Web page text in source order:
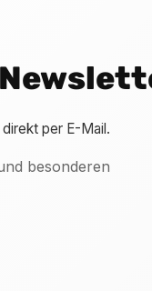
direkt per E-Mail.
besonderen